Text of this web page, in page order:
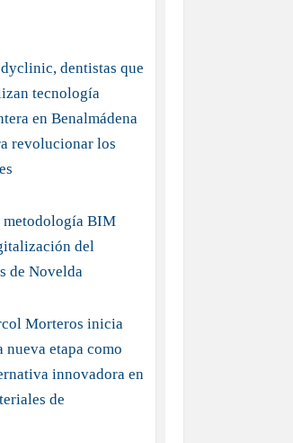
dentistas que
tecnología
en Benalmádena
revolucionar los
metodología BIM
del
de Novelda
Morteros inicia
nueva etapa como
innovadora en
de